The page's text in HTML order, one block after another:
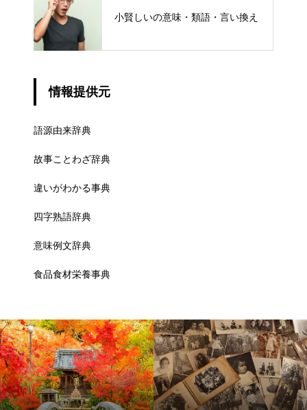
小賢しいの意味・類語・言い換え
情報提供元
語源由来辞典
故事ことわざ辞典
違いがわかる事典
四字熟語辞典
意味例文辞典
食品食材栄養事典